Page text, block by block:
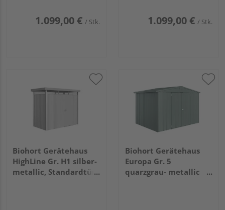
1.099,00 € / Stk. 1.099,00 € / Stk.
Biohort Gerätehaus
HighLine Gr. H1 silber-
metallic, Standardtür
Biohort Gerätehaus
Europa Gr. 5
quarzgrau- metallic